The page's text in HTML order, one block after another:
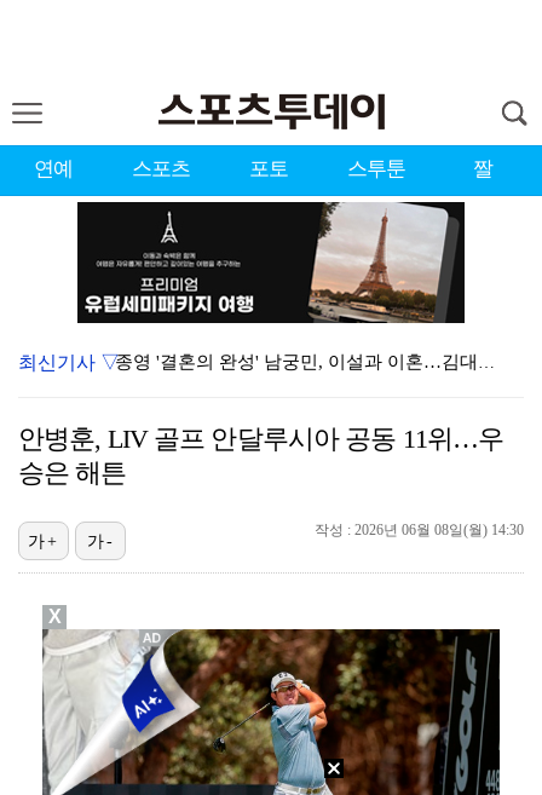
연예 스포츠 포토 스투툰 짤
종영 '결혼의 완성' 남궁민, 이설과 이혼…김대명·우지…
[ST포토] 도겸-민규-정한, '우리는 맨시티 팬'
[ST포토] 이강인, '새 유니폼 어때요?'
[ST포토] 이강인, 이제는 AT마드리드
[ST포토] 제나, '경주공주'
[ST포토] 디에고 시메오네 감독, '강인아, 기대가 …
[ST포토] 이강인, '이제는 스페인에서 뛴다'
최신기사 ▽
안병훈, LIV 골프 안달루시아 공동 11위…우
승은 해튼
작성 : 2026년 06월 08일(월) 14:30
가+ 가-
X